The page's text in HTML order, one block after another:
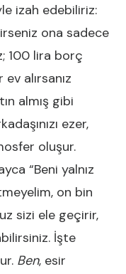
izah edebiliriz:
ona sadece
100 lira borç
alırsanız
almış gibi
ezer,
oluşur.
“Beni yalnız
on bin
sizi ele geçirir,
İşte
Ben, esir